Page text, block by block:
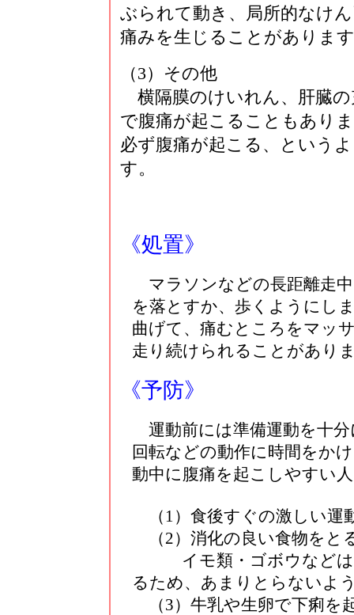
ぶられて動き、局所的なけ
痛みを生じることがありま
（3）その他
横隔膜のけいれん、肝臓の
で腹痛が起こることもあり
必ず腹痛が起こる、という
す。
《処置》
マラソンなどの長距離走
を落とすか、歩くようにし
曲げて、痛むところをマッ
走り続けられることがあり
《予防》
運動前には準備運動を十
回転などの動作に時間をか
動中に腹痛を起こしやすい
（1）食後すぐの激しい運
（2）消化の良い食物をと
イモ類・ゴボウなどは
るため、あまりとらないよ
（3）牛乳や生卵で下痢を